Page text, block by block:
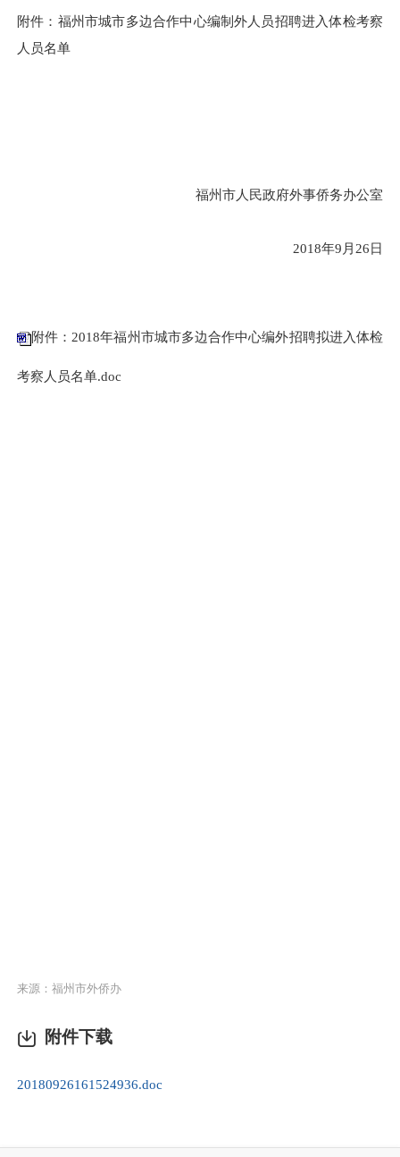
附件：福州市城市多边合作中心编制外人员招聘进入体检考察
人员名单
福州市人民政府外事侨务办公室
2018年9月26日
附件：2018年福州市城市多边合作中心编外招聘拟进入体检
考察人员名单.doc
来源：福州市外侨办
附件下载
20180926161524936.doc